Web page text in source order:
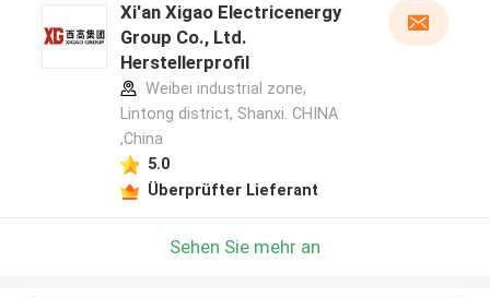
Xi'an Xigao Electricenergy
Group Co., Ltd.
Herstellerprofil
Weibei industrial zone,
Lintong district, Shanxi. CHINA
,China
5.0
Überprüfter Lieferant
Sehen Sie mehr an